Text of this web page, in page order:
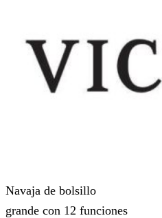
Navaja de bolsillo
grande con 12 funciones